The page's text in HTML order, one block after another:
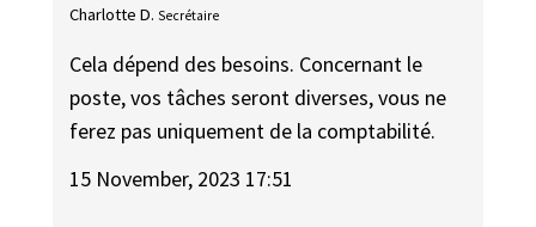
Charlotte D. Secrétaire
Cela dépend des besoins. Concernant le
poste, vos tâches seront diverses, vous ne
ferez pas uniquement de la comptabilité.
15 November, 2023 17:51